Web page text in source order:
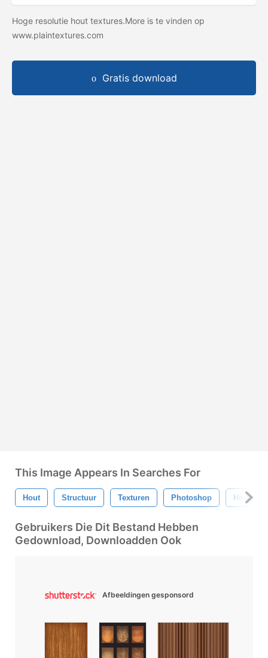
Hoge resolutie hout textures.More is te vinden op
www.plaintextures.com
Gratis download
This Image Appears In Searches For
Hout Structuur Texturen Photoshop Houten
Gebruikers Die Dit Bestand Hebben
Gedownload, Downloadden Ook
Afbeeldingen gesponsord